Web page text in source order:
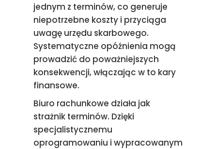
jednym z terminów, co generuje
niepotrzebne koszty i przyciąga
uwagę urzędu skarbowego.
Systematyczne opóźnienia mogą
prowadzić do poważniejszych
konsekwencji, włączając w to kary
finansowe.
Biuro rachunkowe działa jak
strażnik terminów. Dzięki
specjalistycznemu
oprogramowaniu i wypracowanym